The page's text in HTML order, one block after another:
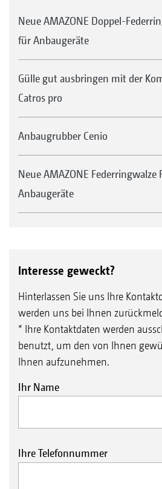
Neue AMAZONE Doppel-
für Anbaugeräte
Gülle gut ausbringen mit der
Catros pro
Anbaugrubber Cenio
Neue AMAZONE Federringwalze
Anbaugeräte
Interesse geweckt?
Hinterlassen Sie uns Ihre
werden uns bei Ihnen
* Ihre Kontaktdaten werden
benutzt, um den von Ihnen
Ihnen aufzunehmen.
Ihr Name
Ihre Telefonnummer